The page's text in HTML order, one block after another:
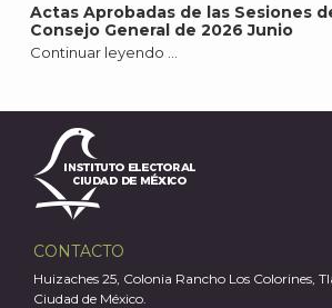
Actas Aprobadas de las Sesiones
Consejo General de 2026 Junio
Continuar leyendo …
CONTACTO
Huizaches 25, Colonia Rancho Los Colorines,
Ciudad de México.